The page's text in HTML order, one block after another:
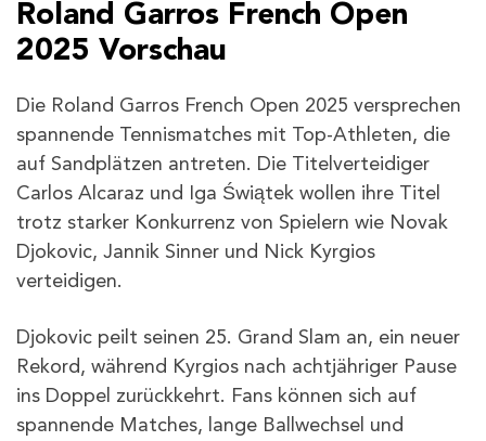
Roland Garros French Open
2025 Vorschau
Die Roland Garros French Open 2025 versprechen
spannende Tennismatches mit Top-Athleten, die
auf Sandplätzen antreten. Die Titelverteidiger
Carlos Alcaraz und Iga Świątek wollen ihre Titel
trotz starker Konkurrenz von Spielern wie Novak
Djokovic, Jannik Sinner und Nick Kyrgios
verteidigen.
Djokovic peilt seinen 25. Grand Slam an, ein neuer
Rekord, während Kyrgios nach achtjähriger Pause
ins Doppel zurückkehrt. Fans können sich auf
spannende Matches, lange Ballwechsel und